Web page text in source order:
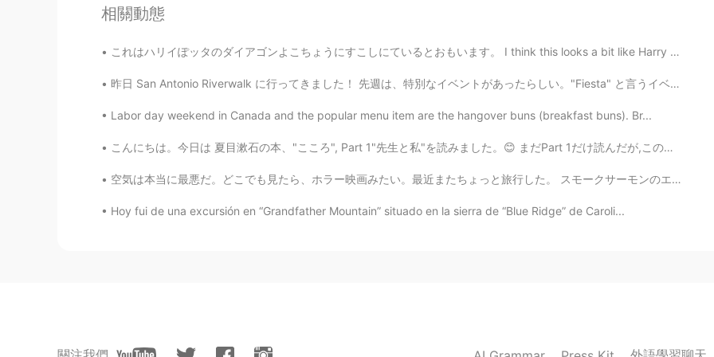
相關動態
これはハリイぽッタのダイアゴンよこちょうにすこしにているとおもいます。 I think this looks a bit like Harry Potter's Diagon Alley. 😺 ...
昨日 San Antonio Riverwalk に行ってきました！ 先週は、特別なイベントがあったらしい。"Fiesta" と言うイベントで、色んなのメキシコ的の飾りがあった！もうここに引っ越...
Labor day weekend in Canada and the popular menu item are the hangover buns (breakfast buns). Br...
こんにちは。今日は 夏目漱石の本、"こころ", Part 1"先生と私"を読みました。😊 まだPart 1だけ読んだが,この本がいいです。👍 この本を読みながら,"私"の立場になったり,"先生...
空気は本当に最悪だ。どこでも見たら、ホラー映画みたい。最近またちょっと旅行した。 スモークサーモンのエッグベネディクト ベルギーのワッフルとバターウイスキーシロップ オシャレなホテルで朝ご飯...
Hoy fui de una excursión en “Grandfather Mountain” situado en la sierra de “Blue Ridge” de Caroli...